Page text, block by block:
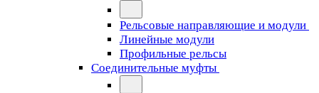
Рельсовые направляющие и модули
Линейные модули
Профильные рельсы
Соединительные муфты